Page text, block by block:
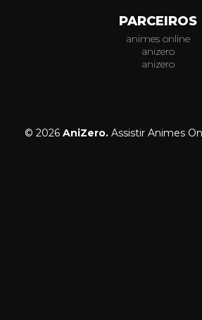
PARCEIROS
animes online
anizero
anizero
© 2026 AniZero.Assistir Animes